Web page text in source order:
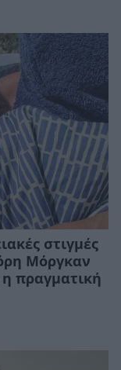
στιγμές
Μόργκαν
η πραγματική